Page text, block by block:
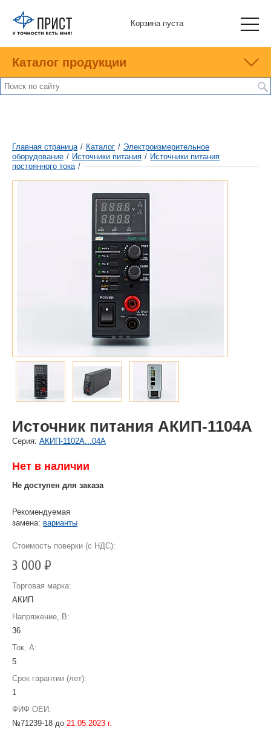
Корзина пуста
Каталог продукции
Главная страница / Каталог / Электроизмерительное
оборудование / Источники питания / Источники питания
постоянного тока /
Источник питания АКИП-1104А
Cерия: АКИП-1102А...04А
Нет в наличии
Не доступен для заказа
Рекомендуемая
замена: варианты
Стоимость поверки (с НДС):
3 000Р
Торговая марка:
АКИП
Напряжение, В:
36
Ток, А:
5
Срок гарантии (лет):
1
ФИФ ОЕИ:
№71239-18 до 21.05.2023 г.